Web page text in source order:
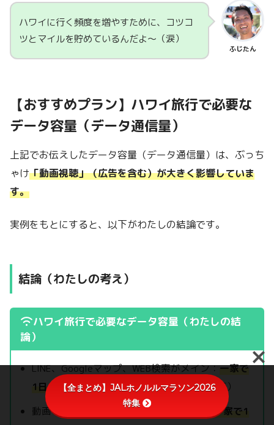
ふじたん
ハワイに行く頻度を増やすために、コツコ
ツとマイルを貯めているんだよ～（涙）
【おすすめプラン】ハワイ旅行で必要な
データ容量（データ通信量）
上記でお伝えしたデータ容量（データ通信量）は、ぶっち
ゃけ「動画視聴」（広告を含む）が大きく影響していま
す。
実例をもとにすると、以下がわたしの結論です。
結論（わたしの考え）
ハワイ旅行で必要なデータ容量（わたしの結
論）
LINE、Googleマップ、WEB検索がメイン：一家で
1日500MBあれば充分（無制限プランは不要）
動画（YouTubeなど）をガンガン見たい：
一家で1
【全まとめ】JALホノルルマラソン2026
特集